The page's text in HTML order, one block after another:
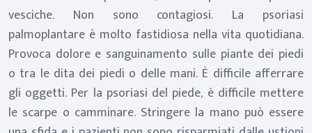
vesciche. Non sono contagiosi. La psoriasi
palmoplantare è molto fastidiosa nella vita quotidiana.
Provoca dolore e sanguinamento sulle piante dei piedi
o tra le dita dei piedi o delle mani. È difficile afferrare
gli oggetti. Per la psoriasi del piede, è difficile mettere
le scarpe o camminare. Stringere la mano può essere